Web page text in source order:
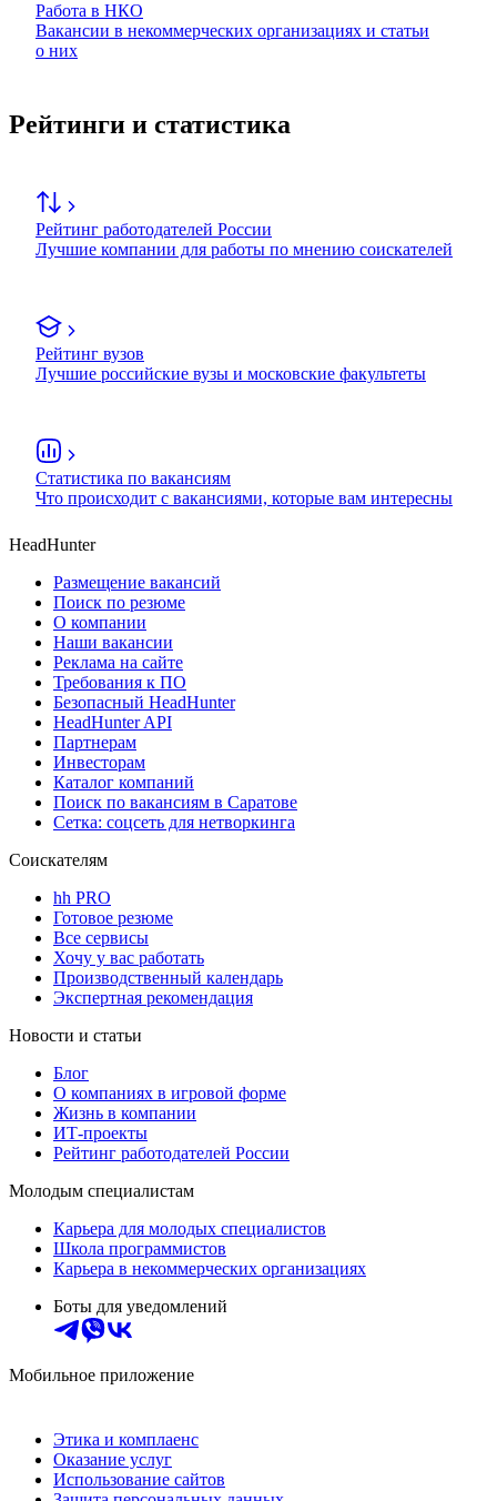
Работа в НКО
Вакансии в некоммерческих организациях и статьи
о них
Рейтинги и статистика
Рейтинг работодателей России
Лучшие компании для работы по мнению соискателей
Рейтинг вузов
Лучшие российские вузы и московские факультеты
Статистика по вакансиям
Что происходит с вакансиями, которые вам интересны
HeadHunter
Размещение вакансий
Поиск по резюме
О компании
Наши вакансии
Реклама на сайте
Требования к ПО
Безопасный HeadHunter
HeadHunter API
Партнерам
Инвесторам
Каталог компаний
Поиск по вакансиям в Саратове
Сетка: соцсеть для нетворкинга
Соискателям
hh PRO
Готовое резюме
Все сервисы
Хочу у вас работать
Производственный календарь
Экспертная рекомендация
Новости и статьи
Блог
О компаниях в игровой форме
Жизнь в компании
ИТ-проекты
Рейтинг работодателей России
Молодым специалистам
Карьера для молодых специалистов
Школа программистов
Карьера в некоммерческих организациях
Боты для уведомлений
Мобильное приложение
Этика и комплаенс
Оказание услуг
Использование сайтов